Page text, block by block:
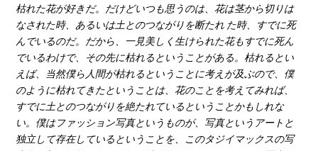
枯れた花が好きだ。だけどいつも思うのは、花は茎から切りは
なされた時、あるいは土とのつながりを断たれ た時、すでに死
んでいるのだ。だから、一見美しく生けられた花もすでに死ん
でいるわけで、その先に枯れるということがある。枯れるとい
えば、当然僕ら人間が枯れるということに考えが及ぶので、僕
のように枯れてきたということは、花のことを考えてみれば、
すでに土とのつながりを絶たれているということかもしれな
い。僕はファッション写真というものが、写真というアートと
独立して存在しているということを、このタジイマックスの写